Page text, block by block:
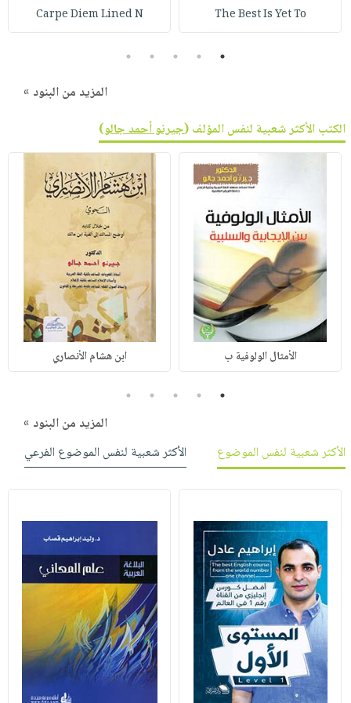
The Best Is Yet To
Carpe Diem Lined N
1
2
3
4
5
المزيد من البنود »
الكتب الأكثر شعبية لنفس المؤلف (جيرنو أحمد جالو)
الأمثال الولوفية ب ابن هشام الأنصاري
1
2
3
4
5
المزيد من البنود »
الأكثر شعبية لنفس الموضوع
الأكثر شعبية لنفس الموضوع الفرعي